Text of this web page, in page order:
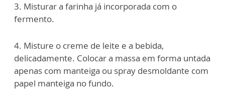
3. Misturar a farinha já incorporada com o
fermento.
4. Misture o creme de leite e a bebida,
delicadamente. Colocar a massa em forma untada
apenas com manteiga ou spray desmoldante com
papel manteiga no fundo.